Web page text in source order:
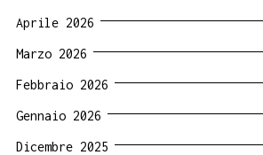
Aprile 2026
Marzo 2026
Febbraio 2026
Gennaio 2026
Dicembre 2025